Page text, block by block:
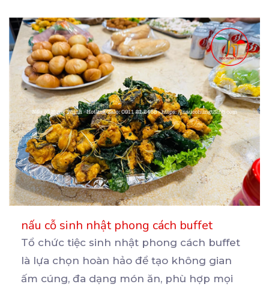
nấu cỗ sinh nhật phong cách buffet
Tổ chức tiệc sinh nhật phong cách buffet
là lựa chọn hoàn hảo để tạo không gian
ấm cúng, đa dạng món ăn, phù hợp mọi